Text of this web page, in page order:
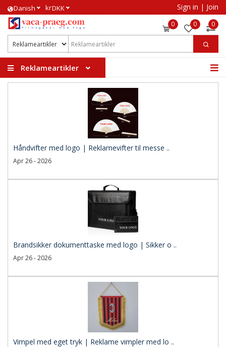
​Danish krDKK Sign in | Join
0 0 0
Reklameartikler
Håndvifter med logo | Reklamevifter til messe ..
Apr 26 - 2026
Brandsikker dokumenttaske med logo | Sikker o ..
Apr 26 - 2026
Vimpel med eget tryk | Reklame vimpler med lo ..